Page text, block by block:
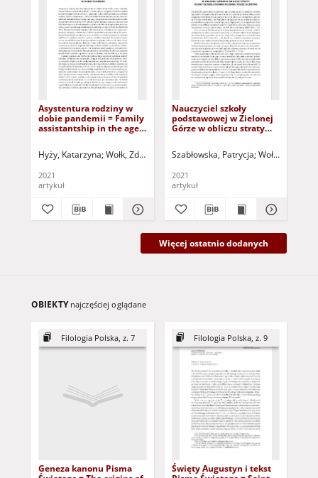
Asystentura rodziny w
dobie pandemii = Family
assistantship in the age
Hyży, Katarzyna Wołk, Zdzisław - red. nacz.
2021
artykuł
Nauczyciel szkoły
podstawowej w Zielonej
Górze w obliczu straty
uczniów = A primary
Góra in the face of the
loss of a loved person
Szabłowska, Patrycja Wołk,
2021
artykuł
Więcej ostatnio dodanych
OBIEKTY najczęściej oglądane
Filologia Polska, z. 7
Geneza kanonu Pisma
Filologia Polska, z. 9
Święty Augustyn i tekst